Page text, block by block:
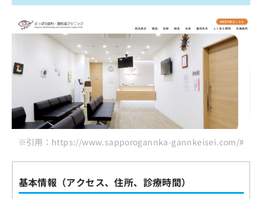
※引用：https://www.sapporogannka-gannkeisei.com/#
基本情報（アクセス、住所、診療時間）